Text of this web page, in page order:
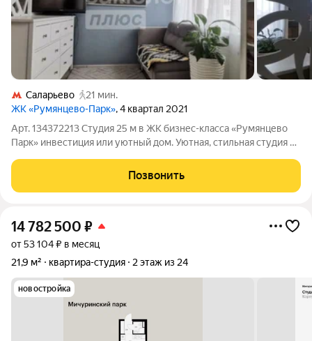
Саларьево
21 мин.
ЖК «Румянцево-Парк», 4 квартал 2021
Арт. 134372213 Студия 25 м в ЖК бизнес-класса «Румянцево
Парк» инвестиция или уютный дом. Уютная, стильная студия с
материалов, и полной шумоизоляцией для вашего комфорта.
Высота потолков 2,95 м и
Позвонить
14 782 500 ₽
от 53 104 ₽ в месяц
21,9 м²
квартира-студия 2 этаж из 24
новостройка